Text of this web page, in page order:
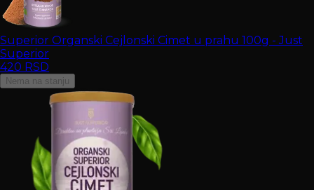
Superior Organski Cejlonski Cimet u prahu 100g - Just
Superior
420 RSD
Nema na stanju